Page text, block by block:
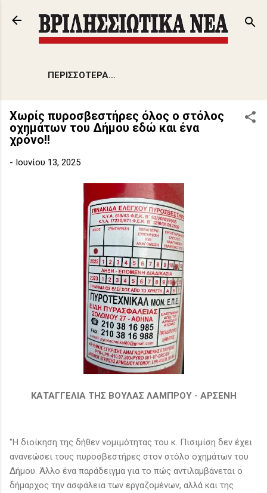
Μετάβαση στο κύριο περιεχόμενο
ΠΕΡΙΣΣΌΤΕΡΑ…
Xωρίς πυροσβεστήρες όλος ο στόλος
οχημάτων του Δήμου εδώ και ένα
χρόνο!!
- Ιουνίου 13, 2025
ΚΑΤΑΓΓΕΛΙΑ ΤΗΣ ΒΟΥΛΑΣ ΛΑΜΠΡΟΥ - ΑΡΣΕΝΗ
"Η διοίκηση της δήθεν νομιμότητας του κ. Πισιμίση δεν έχει
ανανεώσει τους πυροσβεστήρες στον στόλο οχημάτων του
Δήμου. Άλλο ένα παράδειγμα για το πώς αντιλαμβάνεται ο
δήμαρχος την ασφάλεια των εργαζομένων, αλλά και της